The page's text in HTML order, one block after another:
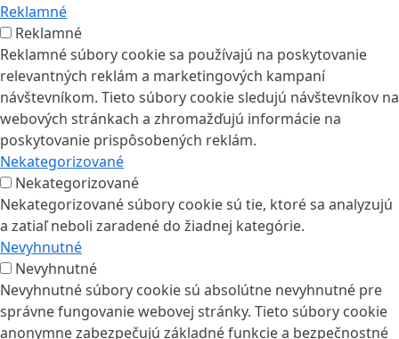
Reklamné
Reklamné
Reklamné súbory cookie sa používajú na poskytovanie
relevantných reklám a marketingových kampaní
návštevníkom. Tieto súbory cookie sledujú návštevníkov na
webových stránkach a zhromažďujú informácie na
poskytovanie prispôsobených reklám.
Nekategorizované
Nekategorizované
Nekategorizované súbory cookie sú tie, ktoré sa analyzujú
a zatiaľ neboli zaradené do žiadnej kategórie.
Nevyhnutné
Nevyhnutné
Nevyhnutné súbory cookie sú absolútne nevyhnutné pre
správne fungovanie webovej stránky. Tieto súbory cookie
anonymne zabezpečujú základné funkcie a bezpečnostné